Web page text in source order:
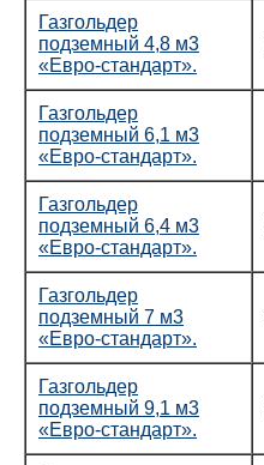
Газгольдер
подземный 4,8 м3
«Евро-стандарт».
Газгольдер
подземный 6,1 м3
«Евро-стандарт».
Газгольдер
подземный 6,4 м3
«Евро-стандарт».
Газгольдер
подземный 7 м3
«Евро-стандарт».
Газгольдер
подземный 9,1 м3
«Евро-стандарт».